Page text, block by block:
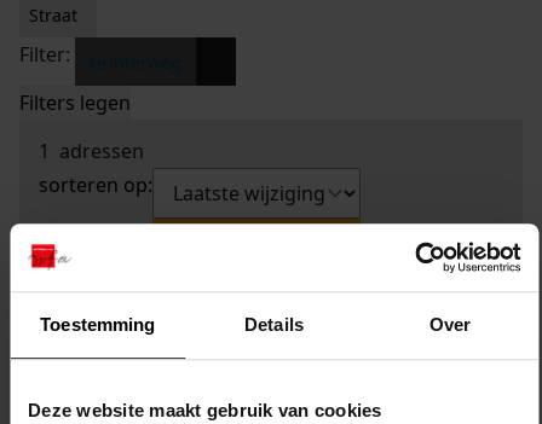
Toestemming Details Over
Deze website maakt gebruik van cookies
Straat
Filter:
Filters legen
1 adressen
sorteren op: